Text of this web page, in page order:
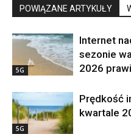
POWIĄZANE ARTYKUŁY
5G
Internet
sezonie
2026
5G
Prędkość
kwartale